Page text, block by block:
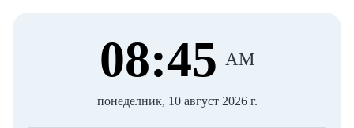
08:45 AM
понеделник, 10 август 2026 г.